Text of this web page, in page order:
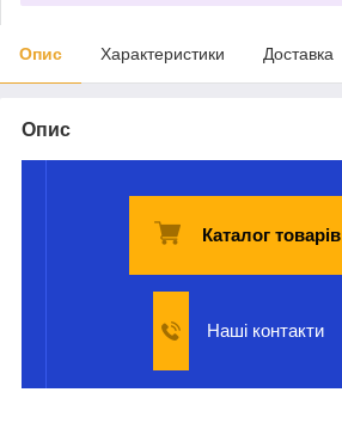
Опис Характеристики Доставка
Опис
Каталог товарів
Наші контакти